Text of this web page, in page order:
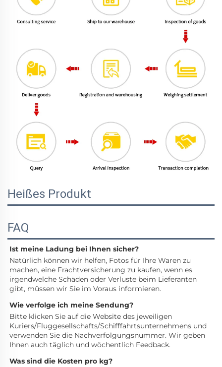
Heißes Produkt
FAQ
Ist meine Ladung bei Ihnen sicher?
Natürlich können wir helfen, Fotos für Ihre Waren zu
machen, eine Frachtversicherung zu kaufen, wenn es
irgendwelche Schäden oder Verluste beim Lieferanten
gibt, müssen wir Sie im Voraus informieren.
Wie verfolge ich meine Sendung?
Bitte klicken Sie auf die Website des jeweiligen
Kuriers/Fluggesellschafts/Schifffahrtsunternehmens und
verwenden Sie die Nachverfolgungsnummer. Wir geben
Ihnen auch täglich und wöchentlich Feedback.
Was sind die Kosten pro kg?